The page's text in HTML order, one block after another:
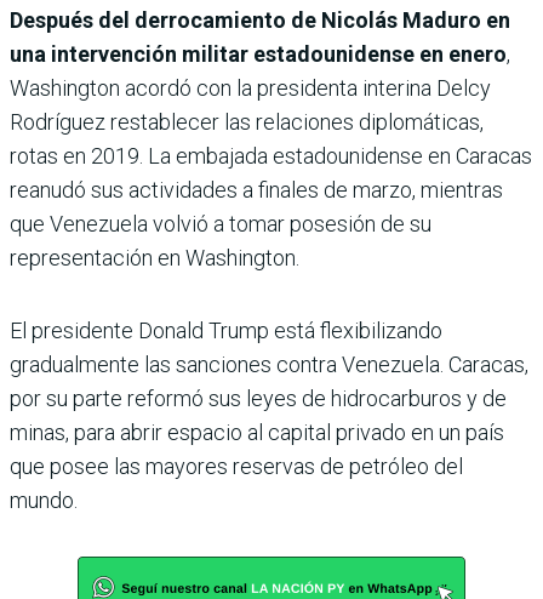
Después del derrocamiento de Nicolás Maduro en
una intervención militar estadounidense en enero,
Washington acordó con la presidenta interina Delcy
Rodríguez restablecer las relaciones diplomáticas,
rotas en 2019. La embajada estadounidense en Caracas
reanudó sus actividades a finales de marzo, mientras
que Venezuela volvió a tomar posesión de su
representación en Washington.
El presidente Donald Trump está flexibilizando
gradualmente las sanciones contra Venezuela. Caracas,
por su parte reformó sus leyes de hidrocarburos y de
minas, para abrir espacio al capital privado en un país
que posee las mayores reservas de petróleo del
mundo.